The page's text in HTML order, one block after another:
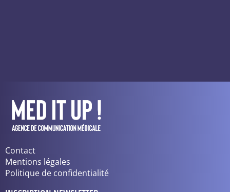
Contact
Mentions légales
Politique de confidentialité